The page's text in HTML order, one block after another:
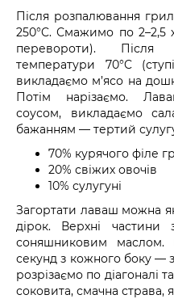
Після розпалювання
250°C. Смажимо по 2–2,5
перевороти). Після
температури 70°C
викладаємо м’ясо на
Потім нарізаємо.
соусом, викладаємо
бажанням — тертий
70% курячого філе
20% свіжих овочів
10% сулугуні
Загортати лаваш можна
дірок. Верхні
соняшниковим маслом.
секунд з кожного боку —
розрізаємо по діагоналі
соковита, смачна страва,